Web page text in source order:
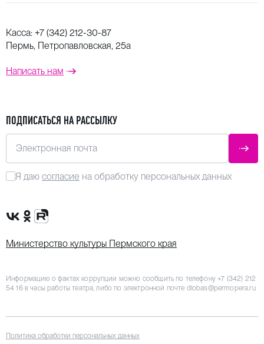
Касса: +7 (342) 212-30-87
Пермь, Петропавловская, 25а
Написать нам
ПОДПИСАТЬСЯ НА РАССЫЛКУ
Электронная почта
Я даю согласие на обработку персональных данных
Сообщество VK
Группа в одноклассниках
Канал Rutube
Министерство культуры Пермского края
Информацию о фактах коррупции можно сообщить по телефону+7 (342) 212
54 16в часы работы театра, либо по электронной почте dlobas@permopera.ru
Политика обработки персональных данных